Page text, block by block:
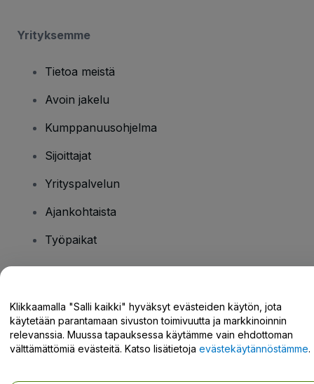
Yrityksemme
Tietoa meistä
Avoin jakelu
Kumppanuusohjelma
Sijoittajat
Yrityspalvelun
Ajankohtaista
Työpaikat
Tukikeskus / Ota meihin yhteyttä
Klikkaamalla "Salli kaikki" hyväksyt evästeiden käytön, jota
käytetään parantamaan sivuston toimivuutta ja markkinoinnin
relevanssia. Muussa tapauksessa käytämme vain ehdottoman
välttämättömiä evästeitä. Katso lisätietoja evästekäytännöstämme.